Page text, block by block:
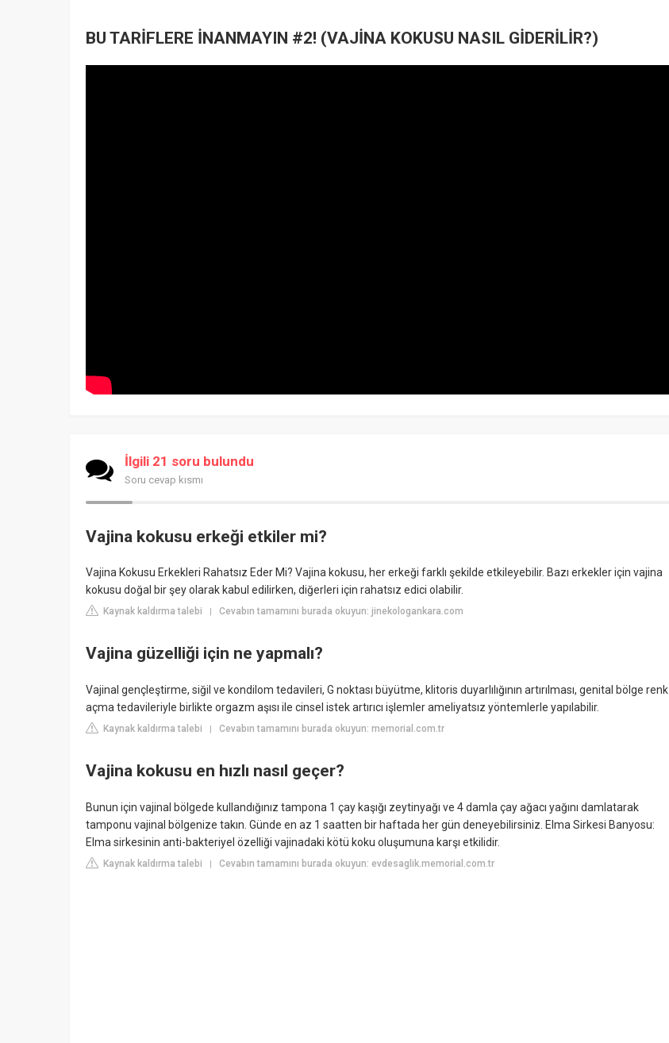
BU TARİFLERE İNANMAYIN #2! (VAJİNA KOKUSU NASIL GİDERİLİR?)
İlgili 21 soru bulundu
Soru cevap kısmı
Vajina kokusu erkeği etkiler mi?
Vajina Kokusu Erkekleri Rahatsız Eder Mi? Vajina kokusu, her erkeği farklı şekilde etkileyebilir. Bazı erkekler için vajina
kokusu doğal bir şey olarak kabul edilirken, diğerleri için rahatsız edici olabilir.
Kaynak kaldırma talebi | Cevabın tamamını burada okuyun: jinekologankara.com
Vajina güzelliği için ne yapmalı?
Vajinal gençleştirme, siğil ve kondilom tedavileri, G noktası büyütme, klitoris duyarlılığının artırılması, genital bölge renk
açma tedavileriyle birlikte orgazm aşısı ile cinsel istek artırıcı işlemler ameliyatsız yöntemlerle yapılabilir.
Kaynak kaldırma talebi | Cevabın tamamını burada okuyun: memorial.com.tr
Vajina kokusu en hızlı nasıl geçer?
Bunun için vajinal bölgede kullandığınız tampona 1 çay kaşığı zeytinyağı ve 4 damla çay ağacı yağını damlatarak
tamponu vajinal bölgenize takın. Günde en az 1 saatten bir haftada her gün deneyebilirsiniz. Elma Sirkesi Banyosu:
Elma sirkesinin anti-bakteriyel özelliği vajinadaki kötü koku oluşumuna karşı etkilidir.
Kaynak kaldırma talebi | Cevabın tamamını burada okuyun: evdesaglik.memorial.com.tr